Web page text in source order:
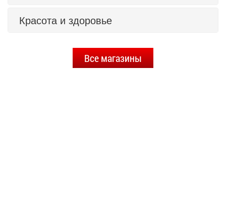
Красота и здоровье
Все магазины